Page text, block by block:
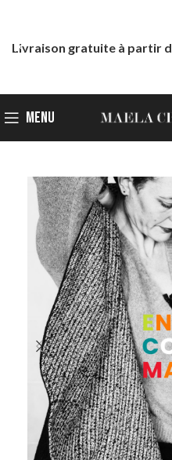
MENU
Livraison gratuite à partir